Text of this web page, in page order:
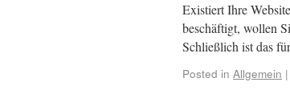
Existiert Ihre
beschäftigt, wollen
Schließlich ist das
Posted in Allgemein |